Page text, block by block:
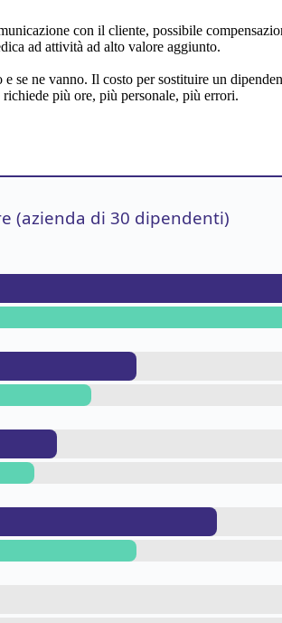
con il cliente, possibile
ad attività ad alto valore aggiunto.
ne vanno. Il costo per sostituire un
più ore, più personale, più errori.
(azienda di 30 dipendenti)